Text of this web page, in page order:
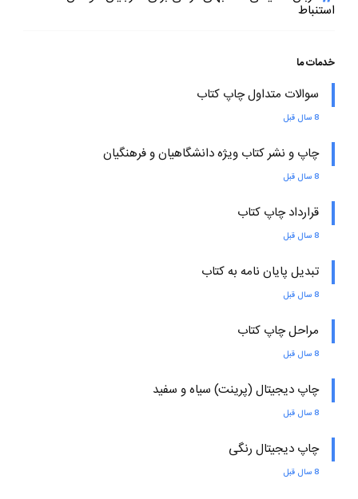
استنباط
خدمات ما
سوالات متداول چاپ کتاب
8 سال قبل
چاپ و نشر کتاب ویژه دانشگاهیان و فرهنگیان
8 سال قبل
قرارداد چاپ کتاب
8 سال قبل
تبدیل پایان نامه به کتاب
8 سال قبل
مراحل چاپ کتاب
8 سال قبل
چاپ دیجیتال (پرینت) سیاه و سفید
8 سال قبل
چاپ دیجیتال رنگی
8 سال قبل